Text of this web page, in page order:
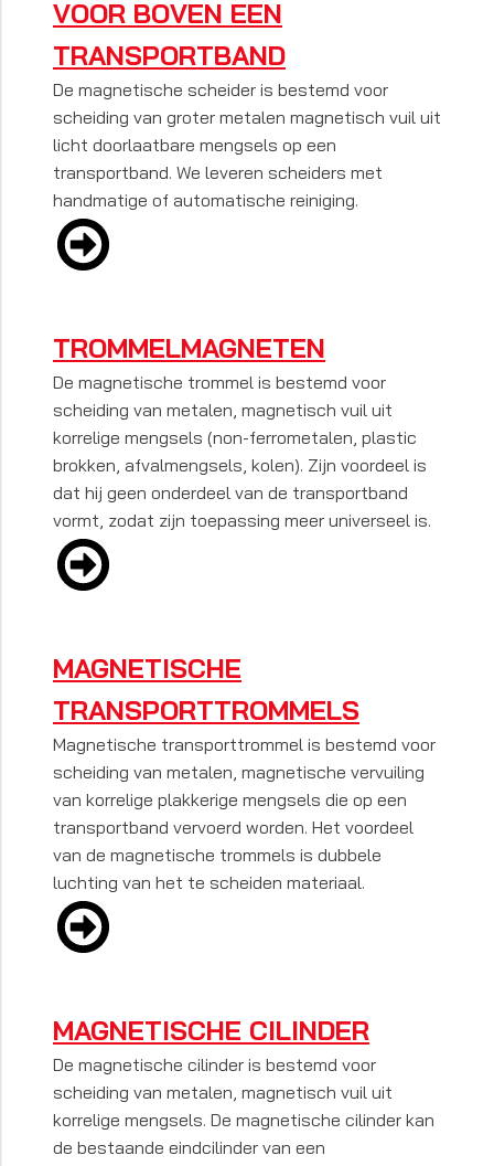
VOOR BOVEN EEN
TRANSPORTBAND
De magnetische scheider is bestemd voor
scheiding van groter metalen magnetisch vuil uit
licht doorlaatbare mengsels op een
transportband. We leveren scheiders met
handmatige of automatische reiniging.
TROMMELMAGNETEN
De magnetische trommel is bestemd voor
scheiding van metalen, magnetisch vuil uit
korrelige mengsels (non-ferrometalen, plastic
brokken, afvalmengsels, kolen). Zijn voordeel is
dat hij geen onderdeel van de transportband
vormt, zodat zijn toepassing meer universeel is.
MAGNETISCHE
TRANSPORTTROMMELS
Magnetische transporttrommel is bestemd voor
scheiding van metalen, magnetische vervuiling
van korrelige plakkerige mengsels die op een
transportband vervoerd worden. Het voordeel
van de magnetische trommels is dubbele
luchting van het te scheiden materiaal.
MAGNETISCHE CILINDER
De magnetische cilinder is bestemd voor
scheiding van metalen, magnetisch vuil uit
korrelige mengsels. De magnetische cilinder kan
de bestaande eindcilinder van een